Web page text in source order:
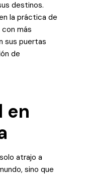
destinos.
la práctica de
más
sus puertas
de
en
atrajo a
sino que